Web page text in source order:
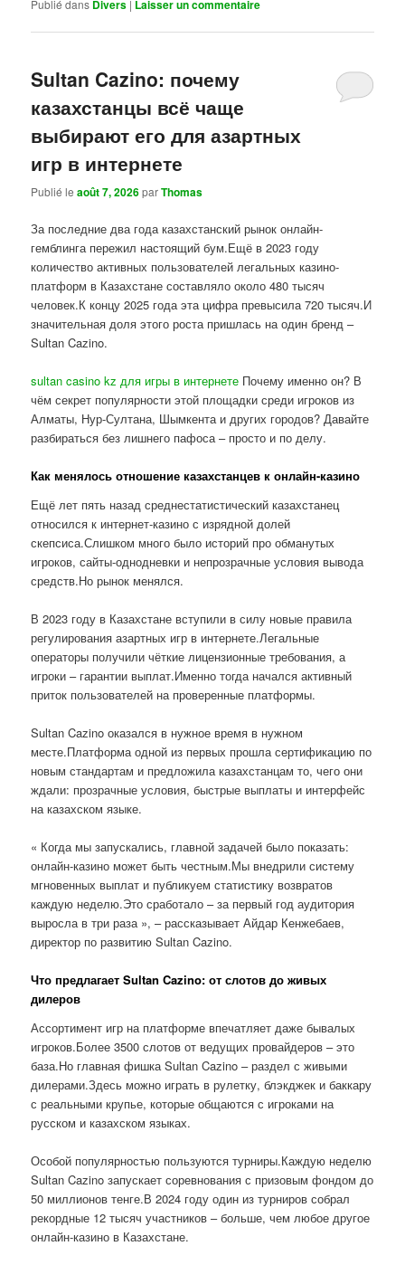
Publié dans Divers | Laisser un commentaire
Sultan Cazino: почему
казахстанцы всё чаще
выбирают его для азартных
игр в интернете
Publié leaoût 7, 2026parThomas
За последние два года казахстанский рынок онлайн-
гемблинга пережил настоящий бум.Ещё в 2023 году
количество активных пользователей легальных казино-
платформ в Казахстане составляло около 480 тысяч
человек.К концу 2025 года эта цифра превысила 720 тысяч.И
значительная доля этого роста пришлась на один бренд –
Sultan Cazino.
sultan casino kz для игры в интернете Почему именно он? В
чём секрет популярности этой площадки среди игроков из
Алматы, Нур-Султана, Шымкента и других городов? Давайте
разбираться без лишнего пафоса – просто и по делу.
Как менялось отношение казахстанцев к онлайн-казино
Ещё лет пять назад среднестатистический казахстанец
относился к интернет-казино с изрядной долей
скепсиса.Слишком много было историй про обманутых
игроков, сайты-однодневки и непрозрачные условия вывода
средств.Но рынок менялся.
В 2023 году в Казахстане вступили в силу новые правила
регулирования азартных игр в интернете.Легальные
операторы получили чёткие лицензионные требования, а
игроки – гарантии выплат.Именно тогда начался активный
приток пользователей на проверенные платформы.
Sultan Cazino оказался в нужное время в нужном
месте.Платформа одной из первых прошла сертификацию по
новым стандартам и предложила казахстанцам то, чего они
ждали: прозрачные условия, быстрые выплаты и интерфейс
на казахском языке.
« Когда мы запускались, главной задачей было показать:
онлайн-казино может быть честным.Мы внедрили систему
мгновенных выплат и публикуем статистику возвратов
каждую неделю.Это сработало – за первый год аудитория
выросла в три раза », – рассказывает Айдар Кенжебаев,
директор по развитию Sultan Cazino.
Что предлагает Sultan Cazino: от слотов до живых
дилеров
Ассортимент игр на платформе впечатляет даже бывалых
игроков.Более 3500 слотов от ведущих провайдеров – это
база.Но главная фишка Sultan Cazino – раздел с живыми
дилерами.Здесь можно играть в рулетку, блэкджек и баккару
с реальными крупье, которые общаются с игроками на
русском и казахском языках.
Особой популярностью пользуются турниры.Каждую неделю
Sultan Cazino запускает соревнования с призовым фондом до
50 миллионов тенге.В 2024 году один из турниров собрал
рекордные 12 тысяч участников – больше, чем любое другое
онлайн-казино в Казахстане.